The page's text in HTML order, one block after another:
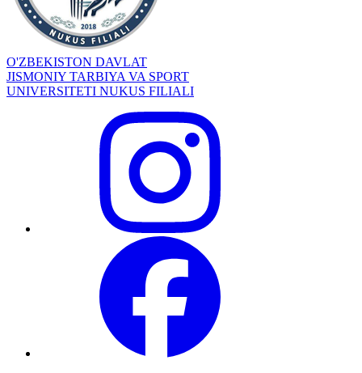
O'ZBEKISTON DAVLAT
JISMONIY TARBIYA VA SPORT
UNIVERSITETI NUKUS FILIALI